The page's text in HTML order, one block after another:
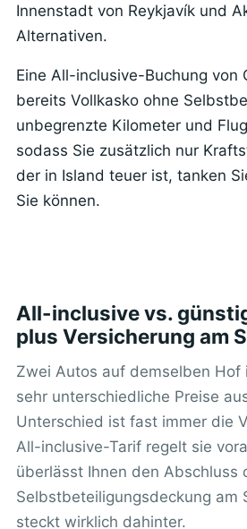
Innenstadt von Reykjavík und
Alternativen.
Eine All-inclusive-Buchung von
bereits Vollkasko ohne
unbegrenzte Kilometer und
sodass Sie zusätzlich nur
der in Island teuer ist, tanken
Sie können.
All-inclusive vs.
plus Versicherung am
Zwei Autos auf demselben Hof
sehr unterschiedliche Preise
Unterschied ist fast immer die
All-inclusive-Tarif regelt sie
überlässt Ihnen den Abschluss
Selbstbeteiligungsdeckung am
steckt wirklich dahinter.